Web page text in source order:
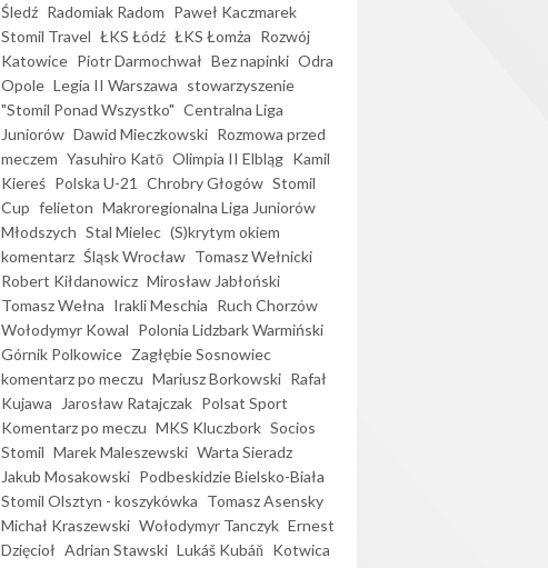
Śledź Radomiak Radom Paweł Kaczmarek
Stomil Travel ŁKS Łódź ŁKS Łomża Rozwój
Katowice Piotr Darmochwał Bez napinki Odra
Opole Legia II Warszawa stowarzyszenie
"Stomil Ponad Wszystko" Centralna Liga
Juniorów Dawid Mieczkowski Rozmowa przed
meczem Yasuhiro Katō Olimpia II Elbląg Kamil
Kiereś Polska U-21 Chrobry Głogów Stomil
Cup felieton Makroregionalna Liga Juniorów
Młodszych Stal Mielec (S)krytym okiem
komentarz Śląsk Wrocław Tomasz Wełnicki
Robert Kiłdanowicz Mirosław Jabłoński
Tomasz Wełna Irakli Meschia Ruch Chorzów
Wołodymyr Kowal Polonia Lidzbark Warmiński
Górnik Polkowice Zagłębie Sosnowiec
komentarz po meczu Mariusz Borkowski Rafał
Kujawa
Jarosław Ratajczak Polsat Sport
Komentarz po meczu MKS Kluczbork Socios
Stomil Marek Maleszewski Warta Sieradz
Jakub Mosakowski Podbeskidzie Bielsko-Biała
Stomil Olsztyn - koszykówka Tomasz Asensky
Michał Kraszewski Wołodymyr Tanczyk Ernest
Dzięcioł Adrian Stawski Lukáš Kubáň Kotwica